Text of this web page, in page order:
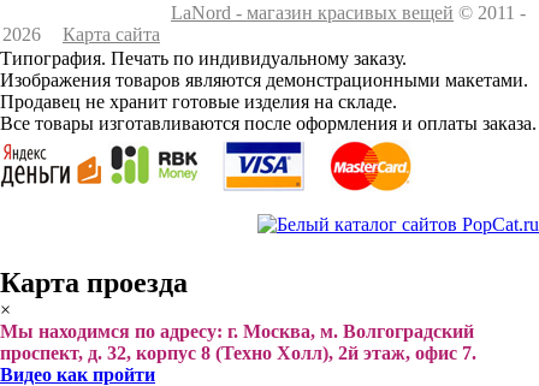
LaNord - магазин красивых вещей © 2011 -
2026
Карта сайта
Типография. Печать по индивидуальному заказу.
Изображения товаров являются демонстрационными макетами.
Продавец не хранит готовые изделия на складе.
Все товары изготавливаются после оформления и оплаты заказа.
Карта проезда
×
Мы находимся по адресу: г. Москва, м. Волгоградский
проспект, д. 32, корпус 8 (Техно Холл), 2й этаж, офис 7.
Видео как пройти